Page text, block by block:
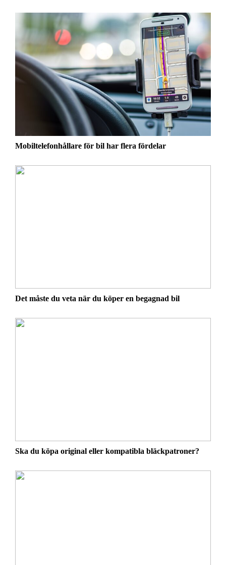
Mobiltelefonhållare för bil har flera fördelar
Det måste du veta när du köper en begagnad bil
Ska du köpa original eller kompatibla bläckpatroner?